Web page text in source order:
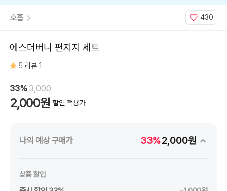
호홉 430
에스더버니 편지지 세트
5 리뷰 1
33%3,000
2,000원 할인 적용가
나의 예상 구매가 33%2,000원
상품 할인